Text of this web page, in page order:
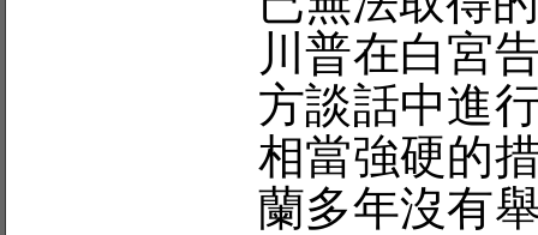
川普在白宮
方談話中進
相當強硬的
蘭多年沒有